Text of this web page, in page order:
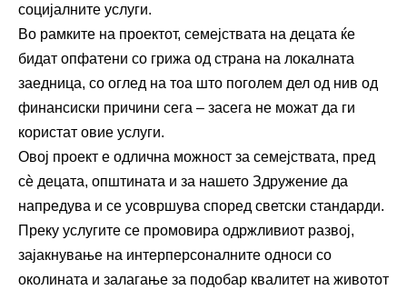
социјалните услуги.
Во рамките на проектот, семејствата на децата ќе
бидат опфатени со грижа од страна на локалната
заедница, со оглед на тоа што поголем дел од нив од
финансиски причини сега – засега не можат да ги
користат овие услуги.
Овој проект е одлична можност за семејствата, пред
сѐ децата, општината и за нашето Здружение да
напредува и се усовршува според светски стандарди.
Преку услугите се промовира одржливиот развој,
зајакнување на интерперсоналните односи со
околината и залагање за подобар квалитет на животот